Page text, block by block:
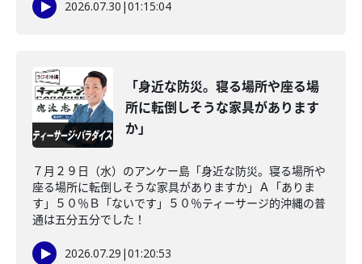
2026.07.30 |01:15:04
「身近な防災。寝る場所や座る場
所に転倒しそうな家具があります
か」
７月２９日（水）のアンケー島「身近な防災。寝る場所や
座る場所に転倒しそうな家具がありますか」Ａ「ありま
す」５０％Ｂ「ないです」５０％ティーサージ的沖縄の普
通は五分五分でした！
2026.07.29 |01:20:53